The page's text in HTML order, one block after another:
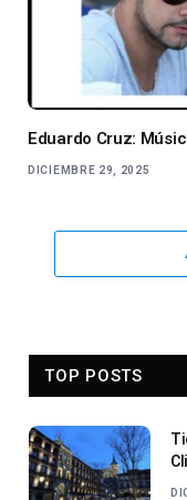
Eduardo Cruz:
DICIEMBRE 29, 2025
TOP POSTS